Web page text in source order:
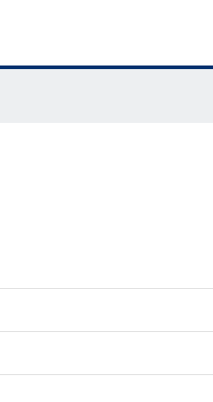
e fundamentalismo religioso”,
associado ao crescimento
e consolidar esse discurso na
(UBA), sob a supervisão da
intitulada "¿
da Universidade Federal do
da Universidade Federal de São
relacionados à interface entre
categorização, estética
discursivo” devem se